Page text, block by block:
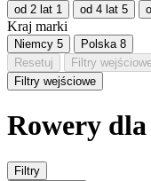
od 2 lat 1 od 4 lat 5
Kraj marki
Niemcy 5 Polska 8
Resetuj
Filtry
Filtry wejściowe
Rowery
Filtry